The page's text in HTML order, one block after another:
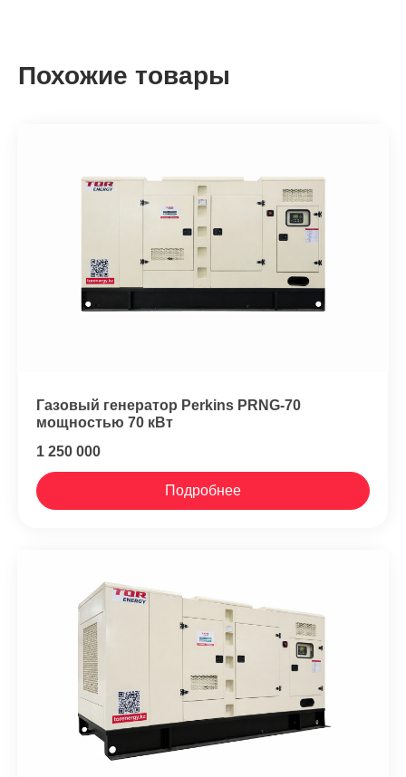
Похожие товары
Газовый генератор Perkins PRNG-70
мощностью 70 кВт
1 250 000
Подробнее